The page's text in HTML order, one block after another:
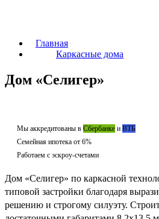
Главная
Каркасные дома
Дом «Селигер»
Мы аккредитованы в Сбербанке и ВТБ
Семейная ипотека от 6%
Работаем с эскроу-счетами
Дом «Селигер» по каркасной
типовой застройки благодаря
решению и строгому силуэту.